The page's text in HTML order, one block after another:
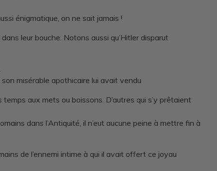
énigmatique, on ne sait jamais !
leur bouche. Notons aussi qu’Hitler disparut
misérable apothicaire lui avait vendu.
aux mets ou boissons. D’autres qui s’y prêtaient
dans l’Antiquité, il n’eut aucune peine à mettre fin à
de l’ennemi intime à qui il avait offert ce joyau